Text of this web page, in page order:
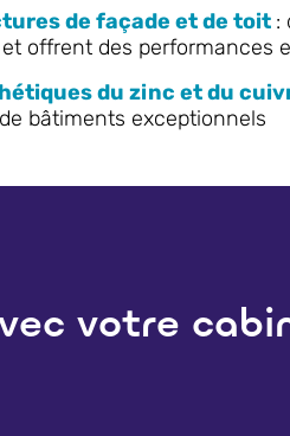
de façade et de toit :
offrent des performances
du zinc et du
bâtiments exceptionnels
votre